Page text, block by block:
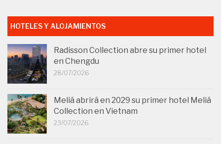
HOTELES Y ALOJAMIENTOS
Radisson Collection abre su primer hotel
en Chengdu
28/07/2026
Meliá abrirá en 2029 su primer hotel Meliá
Collection en Vietnam
23/07/2026